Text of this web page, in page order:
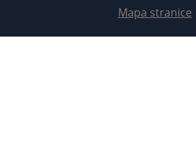
Mapa stranice